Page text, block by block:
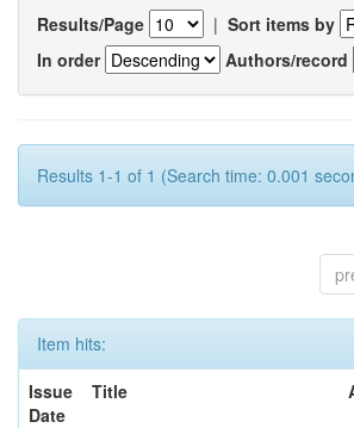
Results/Page | Sort items by
In order
Authors/record
Results 1-1 of 1 (Search time: 0.001
Item hits:
Issue
Date
Title